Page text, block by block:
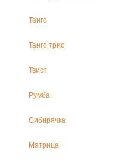
Танго
Танго трио
Твист
Румба
Сибирячка
Матрица